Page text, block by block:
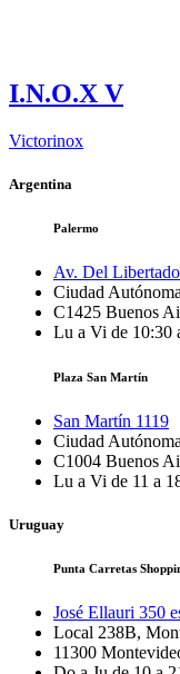
I.N.O.X V
Victorinox
Argentina
Palermo
Av. Del
Ciudad
C1425 Buenos
Lu a Vi de 10:30
Plaza San Martín
San Martín 1119
Ciudad
C1004 Buenos
Lu a Vi de 11 a
Uruguay
Punta Carretas
José Ellauri 350
Local 238B,
11300